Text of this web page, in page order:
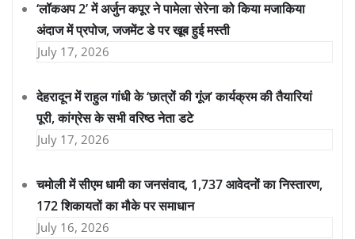
‘लॉकअप 2’ में अर्जुन कपूर ने पामेला सेरेना को किया मजाकिया
अंदाज में प्रपोज, जजमेंट डे पर खूब हुई मस्ती
July 17, 2026
देहरादून में राहुल गांधी के ‘छात्रों की गूंज’ कार्यक्रम की तैयारियां
पूरी, कांग्रेस के सभी वरिष्ठ नेता डटे
July 17, 2026
चमोली में सीएम धामी का जनसंवाद, 1,737 आवेदनों का निस्तारण,
172 शिकायतों का मौके पर समाधान
July 16, 2026